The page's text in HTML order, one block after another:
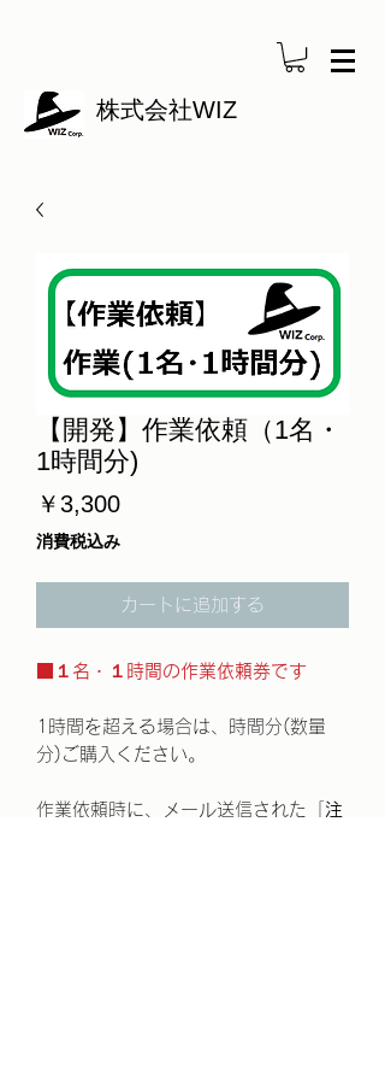
株式会社WIZ
【開発】作業依頼（1名・
1時間分)
￥3,300価
消費税込み
カートに追加する
■１名・１時間の作業依頼券です
1時間を超える場合は、時間分(数量
分)ご購入ください。
作業依頼時に、メール送信された「 注